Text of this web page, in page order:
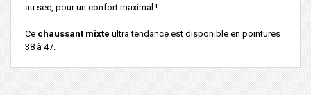
au sec, pour un confort maximal !
Ce chaussant mixte ultra tendance est disponible en pointures
38 à 47.